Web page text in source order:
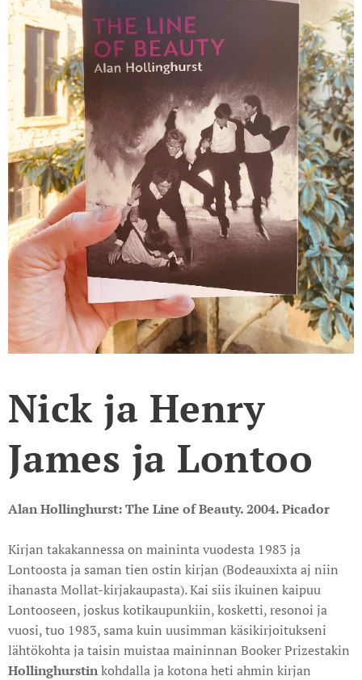
Nick ja Henry
James ja Lontoo
Alan Hollinghurst: The Line of Beauty. 2004. Picador
Kirjan takakannessa on maininta vuodesta 1983 ja
Lontoosta ja saman tien ostin kirjan (Bodeauxixta aj niin
ihanasta Mollat-kirjakaupasta). Kai siis ikuinen kaipuu
Lontooseen, joskus kotikaupunkiin, kosketti, resonoi ja
vuosi, tuo 1983, sama kuin uusimman käsikirjoitukseni
lähtökohta ja taisin muistaa maininnan Booker Prizestakin
Hollinghurstinkohdalla ja kotona heti ahmin kirjan